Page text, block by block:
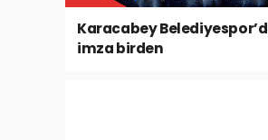
Karacabey
imza birden